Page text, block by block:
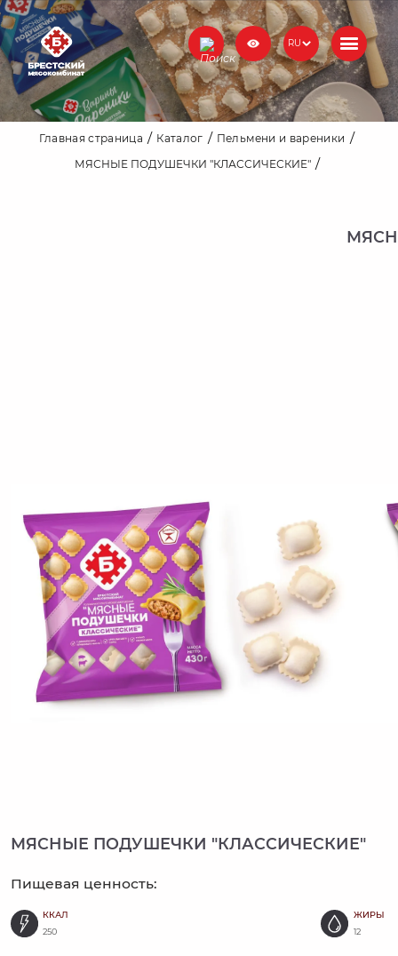
RU
Главная страница Каталог
Пельмени и вареники
МЯСНЫЕ ПОДУШЕЧКИ "КЛАССИЧЕСКИЕ"
МЯСНЫЕ ПОДУШЕЧКИ "КЛАССИЧЕСКИЕ"
Пищевая ценность:
ККАЛ
250
ЖИРЫ
12